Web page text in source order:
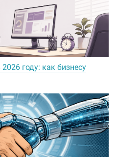
году: как бизнесу